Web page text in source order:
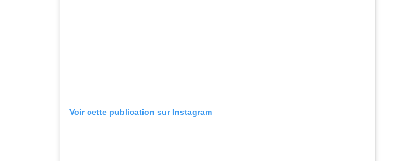
Voir cette publication sur Instagram